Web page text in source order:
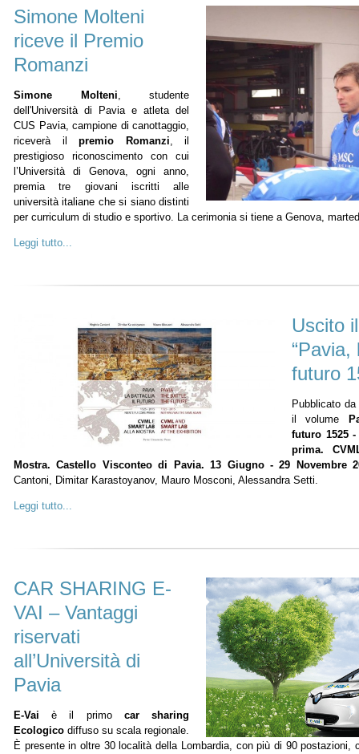
Simone Molteni
riceve il Premio
Romanzi
Simone Molteni,
studente
dell'Università di Pavia e atleta del
CUS Pavia, campione di canottaggio,
riceverà il
premio Romanzi, il
prestigioso riconoscimento con cui
l’Università di Genova, ogni anno,
premia tre giovani iscritti alle
università italiane che si siano distinti
per curriculum di studio e sportivo. La cerimonia si tiene a Genova,
Leggi tutto...
Uscito
futuro
Pubblicato
il volume
futuro 1525
prima.
Mostra. Castello Visconteo di Pavia. 13 Giugno - 29 Novembre
Cantoni, Dimitar Karastoyanov, Mauro Mosconi, Alessandra Setti.
Leggi tutto...
CAR SHARING E-
VAI – Vantaggi
riservati
all’Università di
Pavia
E-Vai è il primo car sharing
Ecologico diffuso su scala regionale.
È presente in oltre 30 località della Lombardia, con più di 90 postazioni,